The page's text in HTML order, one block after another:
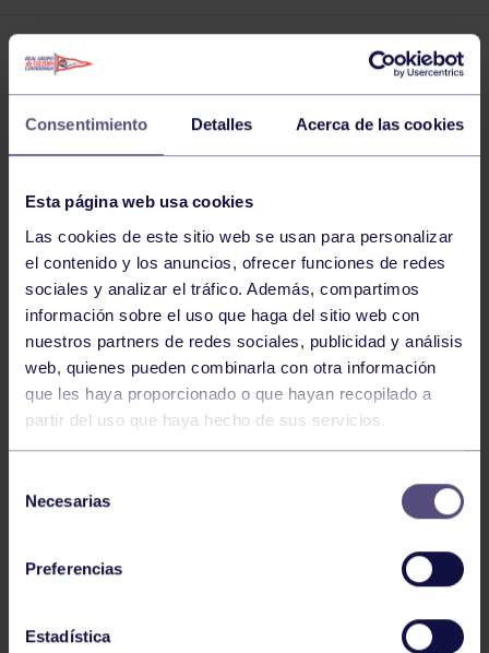
Consentimiento Detalles Acerca de las cookies
Esta página web usa cookies
Las cookies de este sitio web se usan para personalizar
el contenido y los anuncios, ofrecer funciones de redes
sociales y analizar el tráfico. Además, compartimos
información sobre el uso que haga del sitio web con
nuestros partners de redes sociales, publicidad y análisis
web, quienes pueden combinarla con otra información
que les haya proporcionado o que hayan recopilado a
partir del uso que haya hecho de sus servicios.
Necesarias
Preferencias
Estadística
NOTICIAS RELACIONADAS
Voleibol 27 Abr 2026